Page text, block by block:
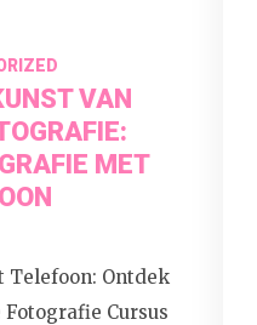
VAN
MET
Telefoon: Ontdek
Cursus